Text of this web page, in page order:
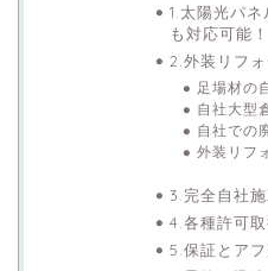
1.太陽光パ
も対応可能！
2.外装リフ
足場材の
自社大型
自社での
外装リフ
3.完全自社施
4.各種許可
5.保証とア